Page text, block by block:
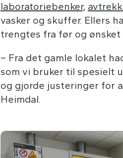
laboratoriebenker,
vasker og skuffer. Ellers
trengtes fra før og
– Fra det gamle lokalet
som vi bruker til spesielt
og gjorde justeringer for
Heimdal.